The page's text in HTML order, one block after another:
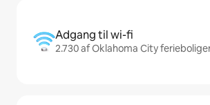
Adgang til wi-fi
2.730 af Oklahoma City